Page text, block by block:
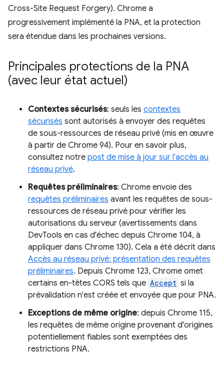
Cross-Site Request Forgery). Chrome a
progressivement implémenté la PNA, et la protection
sera étendue dans les prochaines versions.
Principales protections de la PNA
(avec leur état actuel)
Contextes sécurisés: seuls les contextes
sécurisés sont autorisés à envoyer des requêtes
de sous-ressources de réseau privé (mis en œuvre
à partir de Chrome 94). Pour en savoir plus,
consultez notre post de mise à jour sur l'accès au
réseau privé.
Requêtes préliminaires: Chrome envoie des
requêtes préliminaires avant les requêtes de sous-
ressources de réseau privé pour vérifier les
autorisations du serveur (avertissements dans
DevTools en cas d'échec depuis Chrome 104, à
appliquer dans Chrome 130). Cela a été décrit dans
Accès au réseau privé: présentation des requêtes
préliminaires. Depuis Chrome 123, Chrome omet
certains en-têtes CORS tels que Accept si la
prévalidation n'est créée et envoyée que pour PNA.
Exceptions de même origine: depuis Chrome 115,
les requêtes de même origine provenant d'origines
potentiellement fiables sont exemptées des
restrictions PNA.